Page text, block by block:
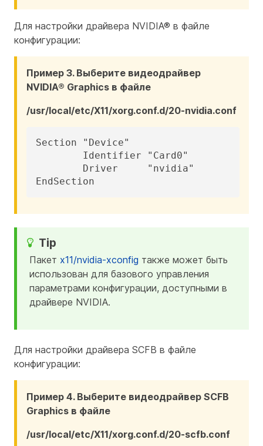
Для настройки драйвера NVIDIA® в файле
конфигурации:
Пример 3. Выберите видеодрайвер
NVIDIA® Graphics в файле
/usr/local/etc/X11/xorg.conf.d/20-nvidia.conf
Section "Device"
EndSection
Пакет x11/nvidia-xconfig также может быть
использован для базового управления
параметрами конфигурации, доступными в
драйвере NVIDIA.
Для настройки драйвера SCFB в файле
конфигурации:
Пример 4. Выберите видеодрайвер SCFB
Graphics в файле
/usr/local/etc/X11/xorg.conf.d/20-scfb.conf